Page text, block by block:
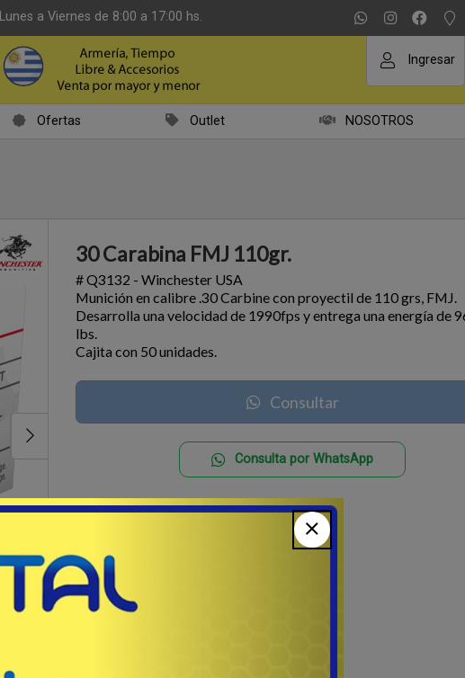
Lunes a Viernes de 8:00 a 17:00 hs.
Ingresar
Ofertas Outlet NOSOTROS
30 Carabina FMJ 110gr.
# Q3132 - Winchester USA
Munición en calibre .30 Carbine con proyectil de 110 grs, FMJ.
Desarrolla una velocidad de 1990fps y entrega una energía de
lbs.
Cajita con 50 unidades.
Consultar
Consulta por WhatsApp